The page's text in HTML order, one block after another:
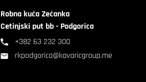
Robna kuća Zećanka
Cetinjski put bb - Podgorica
+382 63 232 300
rkpodgorica@kavaricgroup.me